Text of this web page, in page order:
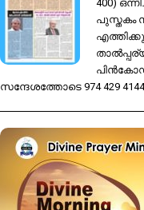
400)
പുസ്തകം
സന്ദേശത്തോടെ 974 429